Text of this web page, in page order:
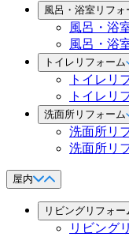
風呂・浴室リフォ
風呂・浴
風呂・浴
トイレリフォーム
トイレリ
トイレリ
洗面所リフォーム
洗面所リ
洗面所リ
屋内
リビングリフォー
リビング